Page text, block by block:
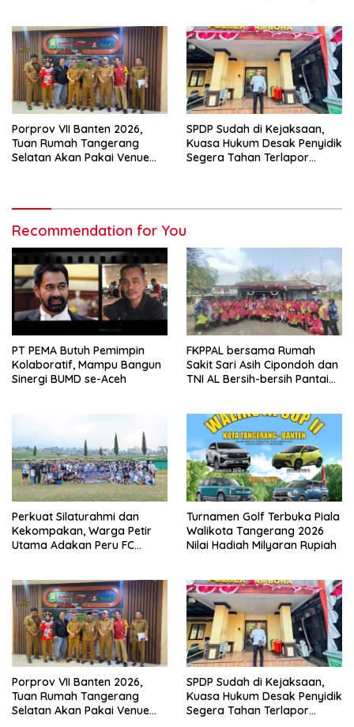
Porprov VII Banten 2026,
Tuan Rumah Tangerang
Selatan Akan Pakai Venue
SPDP Sudah di Kejaksaan,
Kuasa Hukum Desak Penyidik
Segera Tahan Terlapor
Recommendation for You
PT PEMA Butuh Pemimpin
Kolaboratif, Mampu Bangun
Sinergi BUMD se-Aceh
FKPPAL bersama Rumah
Sakit Sari Asih Cipondoh dan
TNI AL Bersih-bersih Pantai
Perkuat Silaturahmi dan
Kekompakan, Warga Petir
Utama Adakan Peru FC
Turnamen Golf Terbuka Piala
Walikota Tangerang 2026
Nilai Hadiah Milyaran Rupiah
Porprov VII Banten 2026,
Tuan Rumah Tangerang
Selatan Akan Pakai Venue
SPDP Sudah di Kejaksaan,
Kuasa Hukum Desak Penyidik
Segera Tahan Terlapor